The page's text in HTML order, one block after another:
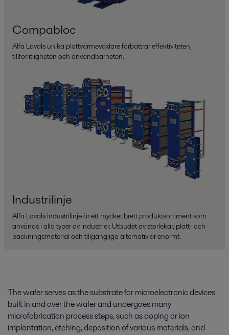
Compabloc
Alfa Lavals unika plattvärmeväxlare förbättrar effektiviteten,
tillförlitligheten och användbarheten.
Industrilinje
Alfa Lavals industrilinje är ett mycket brett produktsortiment som
används i alla typer av industrier. Utbudet av storlekar, platt- och
packningsmaterial och tillgängliga alternativ är enormt.
The wafer serves as the substrate for microelectronic devices
built in and over the wafer and undergoes many
microfabrication process steps, such as doping or ion
implantation, etching, deposition of various materials, and